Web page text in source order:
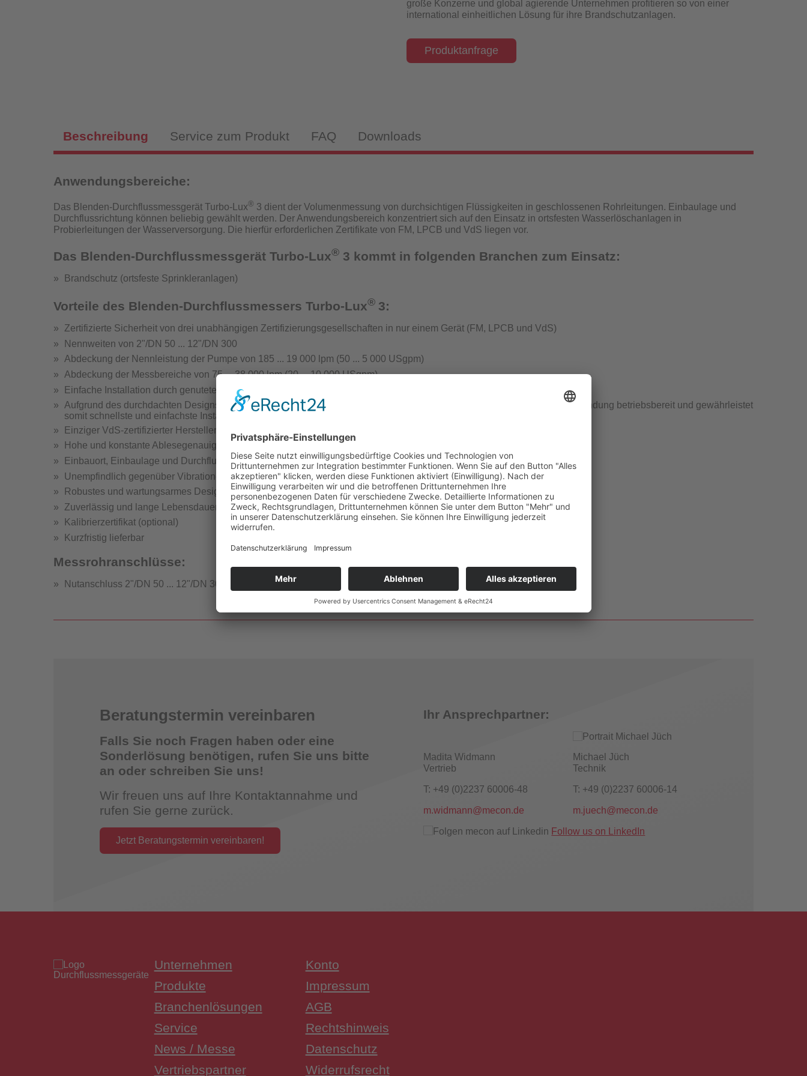
Füllstandanzeiger
Prüfgeräte
Hydrantenprüfgerät Löschwasserversorgung
Hydrantenprüfgerät Wassernetzanalysen
Wandhydrantenprüfgerät
Testeinrichtungen
Strömungsmelder Tester
Hydrantenprüfgeräte für die Löschwasserversorgung
Wandhydrantenprüfgeräte
Strömungsmelder-Tester für Sprinkleranlagen
UW3 Serie Überwachungsschalter
große Konzerne und global agierende Unternehmen profitieren so von einer
international einheitlichen Lösung für ihre Brandschutzanlagen.
Produktanfrage
Beschreibung Service zum Produkt FAQ Downloads
Anwendungsbereiche:
Das Blenden-Durchflussmessgerät Turbo-Lux® 3 dient der Volumenmessung von durchsichtigen Flüssigkeiten in geschlossenen Rohrleitungen. Einbaulage und
Durchflussrichtung können beliebig gewählt werden. Der Anwendungsbereich konzentriert sich auf den Einsatz in ortsfesten Wasserlöschanlagen in
Probierleitungen der Wasserversorgung. Die hierfür erforderlichen Zertifikate von FM, LPCB und VdS liegen vor.
Das Blenden-Durchflussmessgerät Turbo-Lux®3 kommt in folgenden Branchen zum Einsatz:
Brandschutz (ortsfeste Sprinkleranlagen)
Vorteile des Blenden-Durchflussmessers Turbo-Lux® 3:
Zertifizierte Sicherheit von drei unabhängigen Zertifizierungsgesellschaften in nur einem Gerät (FM, LPCB und VdS)
Nennweiten von 2"/DN 50 ... 12"/DN 300
Abdeckung der Nennleistung der Pumpe von 185 ... 19 000 lpm (50 ... 5 000 USgpm)
Abdeckung der Messbereiche von 75 ... 38 000 lpm (20 ... 10 000 USgpm)
Einfache Installation durch genuteten Anschluss an das Rohrleitungsnetz
Aufgrund des durchdachten Designs ist nach dem Anschluss an das Rohrleitungsnetz das Gerät mit nur einer Schraubverbindung betriebsbereit und gewährleistet
somit schnellste und einfachste Installation
Einziger VdS-zertifizierter Hersteller mit Nutanschluss
Hohe und konstante Ablesegenauigkeit
Einbauort, Einbaulage und Durchflussrichtung beliebig
Unempfindlich gegenüber Vibrationen
Robustes und wartungsarmes Design
Zuverlässig und lange Lebensdauer
Kalibrierzertifikat (optional)
Kurzfristig lieferbar
Messrohranschlüsse:
Nutanschluss 2"/DN 50 ... 12"/DN 300
Beratungstermin vereinbaren
Falls Sie noch Fragen haben oder eine
Sonderlösung benötigen, rufen Sie uns bitte
an oder schreiben Sie uns!
Wir freuen uns auf Ihre Kontaktannahme und
rufen Sie gerne zurück.
Jetzt Beratungstermin vereinbaren!
Ihr Ansprechpartner:
Madita Widmann
Vertrieb
T: +49 (0)2237 60006-48
m.widmann@mecon.de
Michael Jüch
Technik
T: +49 (0)2237 60006-14
m.juech@mecon.de
Follow us on LinkedIn
Unternehmen
Produkte
Branchenlösungen
Service
News / Messe
Vertriebspartner
Konto
Impressum
AGB
Rechtshinweis
Datenschutz
Widerrufsrecht